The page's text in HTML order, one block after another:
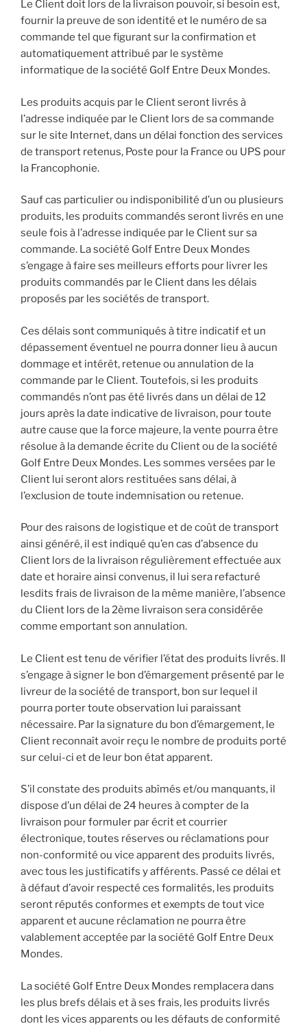
Le Client doit lors de la livraison pouvoir, si besoin est,
fournir la preuve de son identité et le numéro de sa
commande tel que figurant sur la confirmation et
automatiquement attribué par le système
informatique de la société Golf Entre Deux Mondes.
Les produits acquis par le Client seront livrés à
l’adresse indiquée par le Client lors de sa commande
sur le site Internet, dans un délai fonction des services
de transport retenus, Poste pour la France ou UPS pour
la Francophonie.
Sauf cas particulier ou indisponibilité d’un ou plusieurs
produits, les produits commandés seront livrés en une
seule fois à l’adresse indiquée par le Client sur sa
commande. La société Golf Entre Deux Mondes
s’engage à faire ses meilleurs efforts pour livrer les
produits commandés par le Client dans les délais
proposés par les sociétés de transport.
Ces délais sont communiqués à titre indicatif et un
dépassement éventuel ne pourra donner lieu à aucun
dommage et intérêt, retenue ou annulation de la
commande par le Client. Toutefois, si les produits
commandés n’ont pas été livrés dans un délai de 12
jours après la date indicative de livraison, pour toute
autre cause que la force majeure, la vente pourra être
résolue à la demande écrite du Client ou de la société
Golf Entre Deux Mondes. Les sommes versées par le
Client lui seront alors restituées sans délai, à
l’exclusion de toute indemnisation ou retenue.
Pour des raisons de logistique et de coût de transport
ainsi généré, il est indiqué qu’en cas d’absence du
Client lors de la livraison régulièrement effectuée aux
date et horaire ainsi convenus, il lui sera refacturé
lesdits frais de livraison de la même manière, l’absence
du Client lors de la 2ème livraison sera considérée
comme emportant son annulation.
Le Client est tenu de vérifier l’état des produits livrés. Il
s’engage à signer le bon d’émargement présenté par le
livreur de la société de transport, bon sur lequel il
pourra porter toute observation lui paraissant
nécessaire. Par la signature du bon d’émargement, le
Client reconnaît avoir reçu le nombre de produits porté
sur celui-ci et de leur bon état apparent.
S’il constate des produits abîmés et/ou manquants, il
dispose d’un délai de 24 heures à compter de la
livraison pour formuler par écrit et courrier
électronique, toutes réserves ou réclamations pour
non-conformité ou vice apparent des produits livrés,
avec tous les justificatifs y afférents. Passé ce délai et
à défaut d’avoir respecté ces formalités, les produits
seront réputés conformes et exempts de tout vice
apparent et aucune réclamation ne pourra être
valablement acceptée par la société Golf Entre Deux
Mondes.
La société Golf Entre Deux Mondes remplacera dans
les plus brefs délais et à ses frais, les produits livrés
dont les vices apparents ou les défauts de conformité